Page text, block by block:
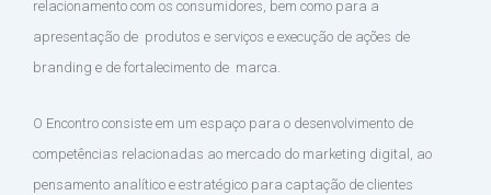
relacionamento com os consumidores, bem como para a
apresentação de produtos e serviços e execução de ações de
branding e de fortalecimento de marca.
O Encontro consiste em um espaço para o desenvolvimento de
competências relacionadas ao mercado do marketing digital, ao
pensamento analítico e estratégico para captação de clientes